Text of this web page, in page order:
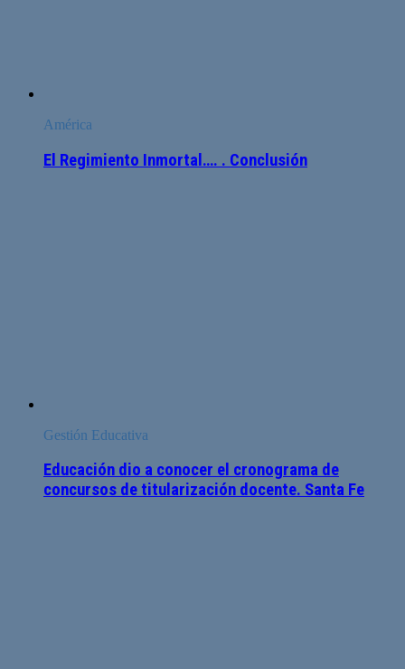
América
El Regimiento Inmortal…. . Conclusión
Gestión Educativa
Educación dio a conocer el cronograma de
concursos de titularización docente. Santa Fe